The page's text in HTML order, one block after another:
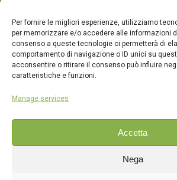
Per fornire le migliori esperienze, utilizziamo
per memorizzare e/o accedere alle informazioni
consenso a queste tecnologie ci permetterà di
comportamento di navigazione o ID unici su
acconsentire o ritirare il consenso può influire
caratteristiche e funzioni.
Manage services
Accetta
Nega
Who we are
Production
Production
Quality
Products
Contacts